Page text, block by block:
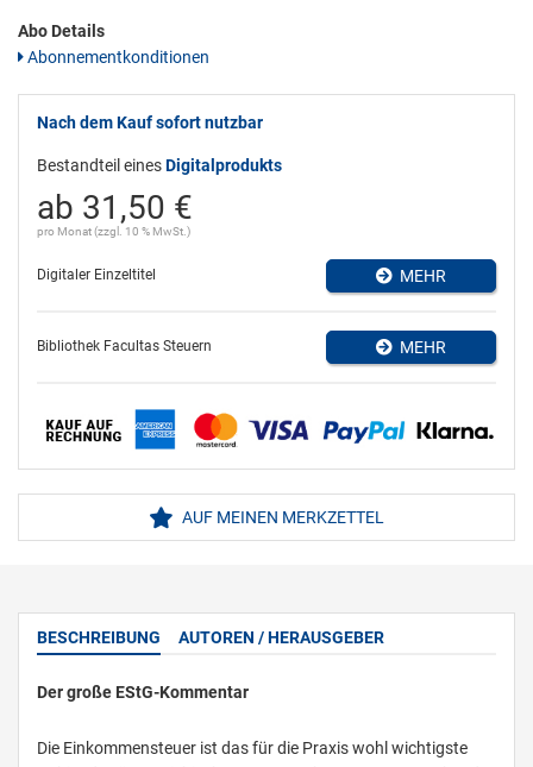
Abo Details
Abonnementkonditionen
Nach dem Kauf sofort nutzbar
Bestandteil einesDigitalprodukts
ab 31,50 €
pro Monat (zzgl. 10 % MwSt.)
Digitaler Einzeltitel MEHR
Bibliothek Facultas Steuern MEHR
AUF MEINEN MERKZETTEL
BESCHREIBUNG AUTOREN / HERAUSGEBER
Der große EStG-Kommentar
Die Einkommensteuer ist das für die Praxis wohl wichtigste